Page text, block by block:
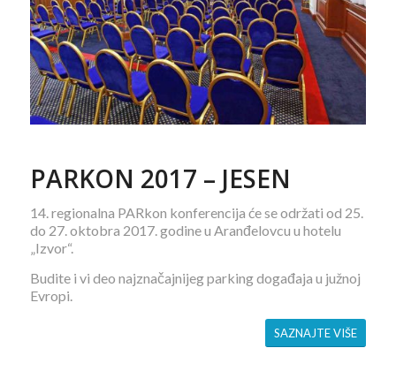
PARKON 2017 – JESEN
14. regionalna PARkon konferencija će se održati od 25.
do 27. oktobra 2017. godine u Aranđelovcu u hotelu
„Izvor“.
Budite i vi deo najznačajnijeg parking događaja u južnoj
Evropi.
SAZNAJTE VIŠE